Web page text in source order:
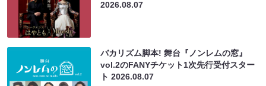
2026.08.07
バカリズム脚本! 舞台『ノンレムの窓』
vol.2のFANYチケット1次先行受付スター
ト2026.08.07